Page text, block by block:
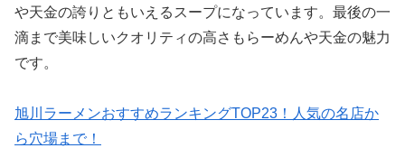
や天金の誇りともいえるスープになっています。最後の一
滴まで美味しいクオリティの高さもらーめんや天金の魅力
です。
旭川ラーメンおすすめランキングTOP23！人気の名店か
ら穴場まで！